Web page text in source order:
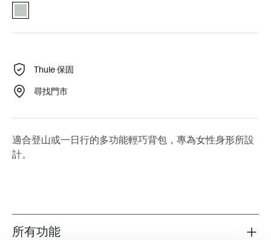
Thule Stir 25L women's 阿拉斯加藍 (selected)
Thule 保固
尋找門市
適合登山或一日行的多功能輕巧背包，專為女性身形所設
計。
Toggle features
所有功能